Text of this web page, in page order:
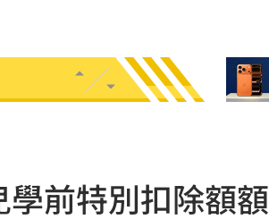
前特別扣除額額